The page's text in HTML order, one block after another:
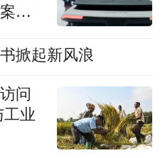
尽
掀起新风浪
问
工业